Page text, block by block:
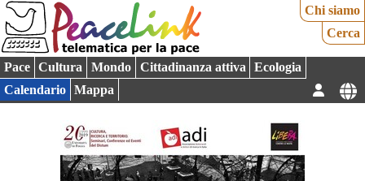
Chi siamo
Cerca
Pace Cultura Mondo Cittadinanza attiva
Ecologia
Calendario
Mappa